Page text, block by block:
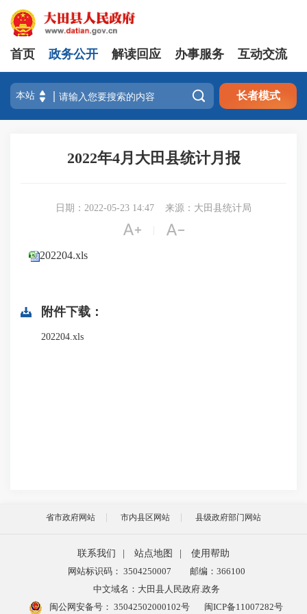
首页 政务公开 解读回应 办事服务 互动交流
 长者模式
2022年4月大田县统计月报
日期：2022-05-23 14:47 来源：大田县统计局
 
202204.xls
附件下载：
202204.xls
省市政府网站 市内县区网站 县级政府部门网站
联系我们 站点地图
使用帮助
网站标识码： 3504250007
邮编：366100
中文域名：大田县人民政府.政务
闽公网安备号： 35042502000102号 闽ICP备11007282号